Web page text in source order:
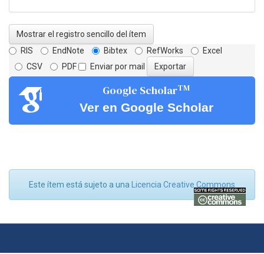
Mostrar el registro sencillo del ítem
RIS
EndNote Bibtex RefWorks
Excel
CSV
PDF Enviar por mail
Google ScholarTM
Ver en Google Scholar
Este ítem está sujeto a una Licencia Creative Commons